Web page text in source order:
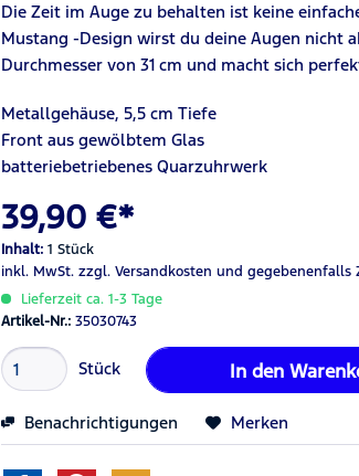
Die Zeit im Auge zu behalten ist keine
Mustang -Design wirst du deine Augen nicht
Durchmesser von 31 cm und macht sich
Metallgehäuse, 5,5 cm Tiefe
Front aus gewölbtem Glas
batteriebetriebenes Quarzuhrwerk
39,90 €*
Inhalt:1 Stück
inkl. MwSt.zzgl. Versandkosten und gegebenenfalls
Lieferzeit ca. 1-3 Tage
Artikel-Nr.:35030743
Stück In den
Benachrichtigungen Merken